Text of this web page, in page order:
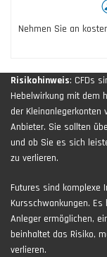
Nehmen Sie an
Risikohinweis: CFDs
Hebelwirkung mit dem
der Kleinanlegerkonten
Anbieter. Sie sollten
und ob Sie es sich
zu verlieren.
Futures sind komplexe
Kursschwankungen.
Anleger ermöglichen,
beinhaltet das Risiko,
verlieren.